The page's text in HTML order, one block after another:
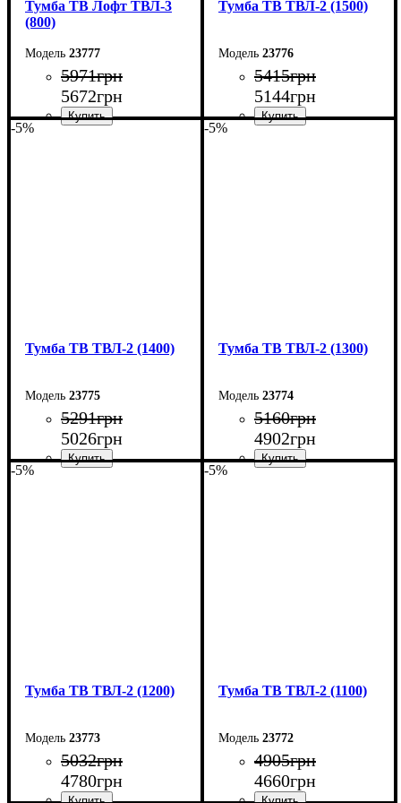
Тумба ТВ Лофт ТВЛ-3
(800)
23777
5971грн
5672грн
Тумба ТВ ТВЛ-2 (1500)
23776
5415грн
5144грн
-5%
Тумба ТВ ТВЛ-2 (1400)
23775
5291грн
5026грн
-5%
Тумба ТВ ТВЛ-2 (1300)
23774
5160грн
4902грн
-5%
Тумба ТВ ТВЛ-2 (1200)
23773
5032грн
4780грн
-5%
Тумба ТВ ТВЛ-2 (1100)
23772
4905грн
4660грн